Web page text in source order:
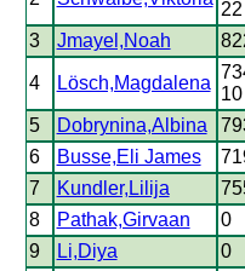
22
3 Jmayel,Noah
4 Lösch,Magdalena
10
5 Dobrynina,Albina
6
Busse,Eli James
7
Kundler,Lilija
8
Pathak,Girvaan 0
9
Li,Diya 0